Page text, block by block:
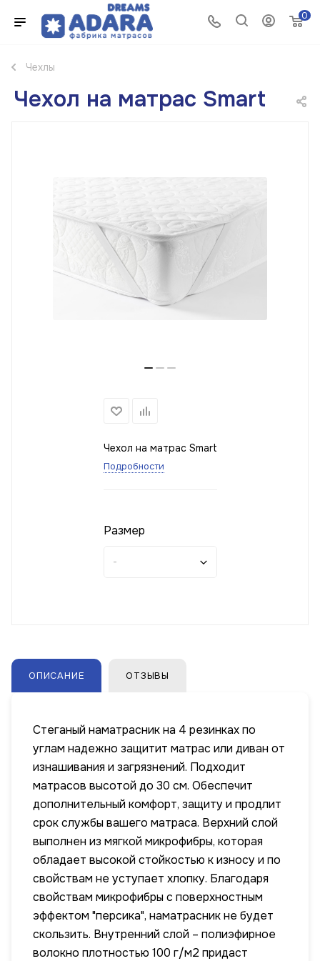
0
Чехлы
Чехол на матрас Smart
Чехол на матрас Smart
Подробности
Размер
-
ОПИСАНИЕ ОТЗЫВЫ
Стеганый наматрасник на 4 резинках по
углам надежно защитит матрас или диван от
изнашивания и загрязнений. Подходит
матрасов высотой до 30 см. Обеспечит
дополнительный комфорт, защиту и продлит
срок службы вашего матраса. Верхний слой
выполнен из мягкой микрофибры, которая
обладает высокой стойкостью к износу и по
свойствам не уступает хлопку. Благодаря
свойствам микрофибры с поверхностным
эффектом "персика", наматрасник не будет
скользить. Внутренний слой – полиэфирное
волокно плотностью 100 г/м2 придаст